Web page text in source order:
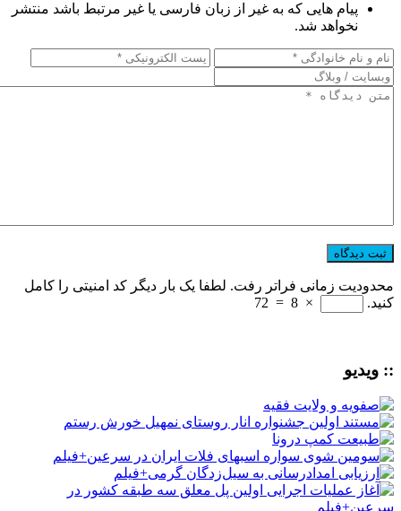
پیام هایی که به غیر از زبان فارسی یا غیر مرتبط باشد منتشر
نخواهد شد.
محدودیت زمانی فراتر رفت. لطفا یک بار دیگر کد امنیتی را کامل
کنید.
×
8
=
72
:: ویدیو